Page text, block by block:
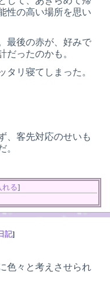
性の高い場所を思い
最後の赤が、好みで
だったのかも。
タリ寝てしまった。
、客先対応のせいも
。
れる]
記]
色々と考えさせられ